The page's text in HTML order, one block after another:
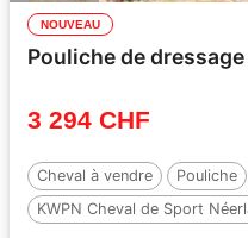
NOUVEAU
Pouliche de
3 294 CHF
Cheval à vendre
Pouliche
KWPN Cheval de Sport